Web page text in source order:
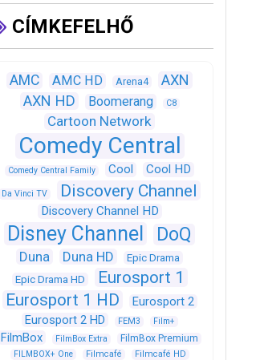
CÍMKEFELHŐ
AMC AMC HD Arena4
AXN
AXN HD
Boomerang C8
Cartoon Network
Comedy Central
Comedy Central Family Cool Cool HD
Da Vinci TV Discovery Channel
Discovery Channel HD
Disney Channel DoQ
Duna Duna HD
Epic Drama
Epic Drama HD
Eurosport 1
Eurosport 1 HD
Eurosport 2
Eurosport 2 HD
FEM3 Film+
FilmBox FilmBox Extra FilmBox Premium
FILMBOX+ One Filmcafé Filmcafé HD